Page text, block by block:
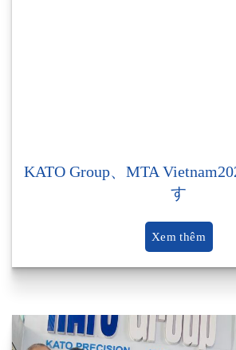
KATO Group、MTA
す
Xem thêm